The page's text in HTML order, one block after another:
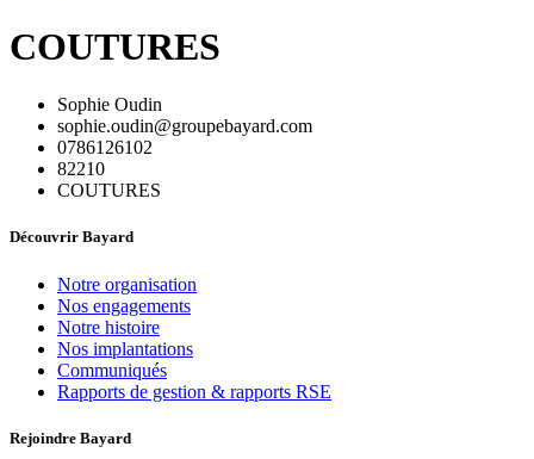
COUTURES
Sophie Oudin
sophie.oudin@groupebayard.com
0786126102
82210
COUTURES
Découvrir Bayard
Notre organisation
Nos engagements
Notre histoire
Nos implantations
Communiqués
Rapports de gestion & rapports RSE
Rejoindre Bayard